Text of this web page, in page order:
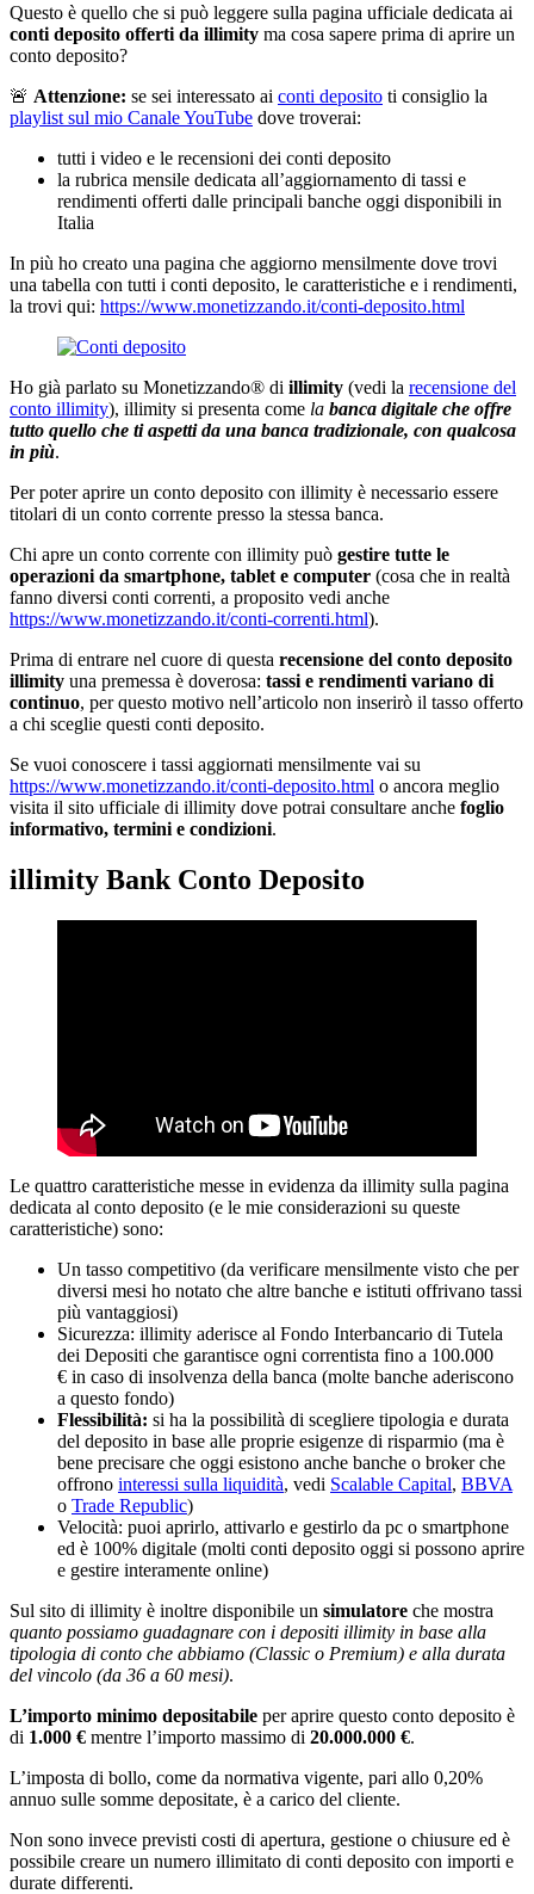
Questo è quello che si può leggere sulla pagina ufficiale dedicata ai
conti deposito offerti da illimity ma cosa sapere prima di aprire un
conto deposito?
🚨 Attenzione: se sei interessato ai conti deposito ti consiglio la
playlist sul mio Canale YouTube dove troverai:
tutti i video e le recensioni dei conti deposito
la rubrica mensile dedicata all’aggiornamento di tassi e
rendimenti offerti dalle principali banche oggi disponibili in
Italia
In più ho creato una pagina che aggiorno mensilmente dove trovi
una tabella con tutti i conti deposito, le caratteristiche e i rendimenti,
la trovi qui: https://www.monetizzando.it/conti-deposito.html
Ho già parlato su Monetizzando® di illimity (vedi la recensione del
conto illimity), illimity si presenta come la banca digitale che offre
tutto quello che ti aspetti da una banca tradizionale, con qualcosa
in più.
Per poter aprire un conto deposito con illimity è necessario essere
titolari di un conto corrente presso la stessa banca.
Chi apre un conto corrente con illimity può gestire tutte le
operazioni da smartphone, tablet e computer (cosa che in realtà
fanno diversi conti correnti, a proposito vedi anche
https://www.monetizzando.it/conti-correnti.html).
Prima di entrare nel cuore di questa recensione del conto deposito
illimity una premessa è doverosa: tassi e rendimenti variano di
continuo, per questo motivo nell’articolo non inserirò il tasso offerto
a chi sceglie questi conti deposito.
Se vuoi conoscere i tassi aggiornati mensilmente vai su
https://www.monetizzando.it/conti-deposito.html o ancora meglio
visita il sito ufficiale di illimity dove potrai consultare anche foglio
informativo, termini e condizioni.
illimity Bank Conto Deposito
Le quattro caratteristiche messe in evidenza da illimity sulla pagina
dedicata al conto deposito (e le mie considerazioni su queste
caratteristiche) sono:
Un tasso competitivo (da verificare mensilmente visto che per
diversi mesi ho notato che altre banche e istituti offrivano tassi
più vantaggiosi)
Sicurezza: illimity aderisce al Fondo Interbancario di Tutela
dei Depositi che garantisce ogni correntista fino a 100.000
€ in caso di insolvenza della banca (molte banche aderiscono
a questo fondo)
Flessibilità: si ha la possibilità di scegliere tipologia e durata
del deposito in base alle proprie esigenze di risparmio (ma è
bene precisare che oggi esistono anche banche o broker che
offrono interessi sulla liquidità, vedi Scalable Capital, BBVA
o Trade Republic)
Velocità: puoi aprirlo, attivarlo e gestirlo da pc o smartphone
ed è 100% digitale (molti conti deposito oggi si possono aprire
e gestire interamente online)
Sul sito di illimity è inoltre disponibile un simulatore che mostra
quanto possiamo guadagnare con i depositi illimity in base alla
tipologia di conto che abbiamo (Classic o Premium) e alla durata
del vincolo (da 36 a 60 mesi).
L’importo minimo depositabile per aprire questo conto deposito è
di 1.000 € mentre l’importo massimo di 20.000.000 €.
L’imposta di bollo, come da normativa vigente, pari allo 0,20%
annuo sulle somme depositate, è a carico del cliente.
Non sono invece previsti costi di apertura, gestione o chiusure ed è
possibile creare un numero illimitato di conti deposito con importi e
durate differenti.